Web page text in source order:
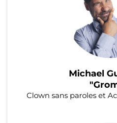
Michael
Clown sans paroles et